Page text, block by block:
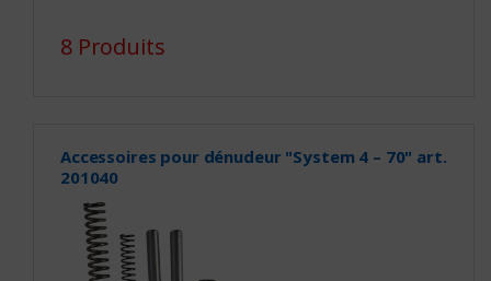
8 Produits
Accessoires pour dénudeur "System 4 – 70" art.
201040